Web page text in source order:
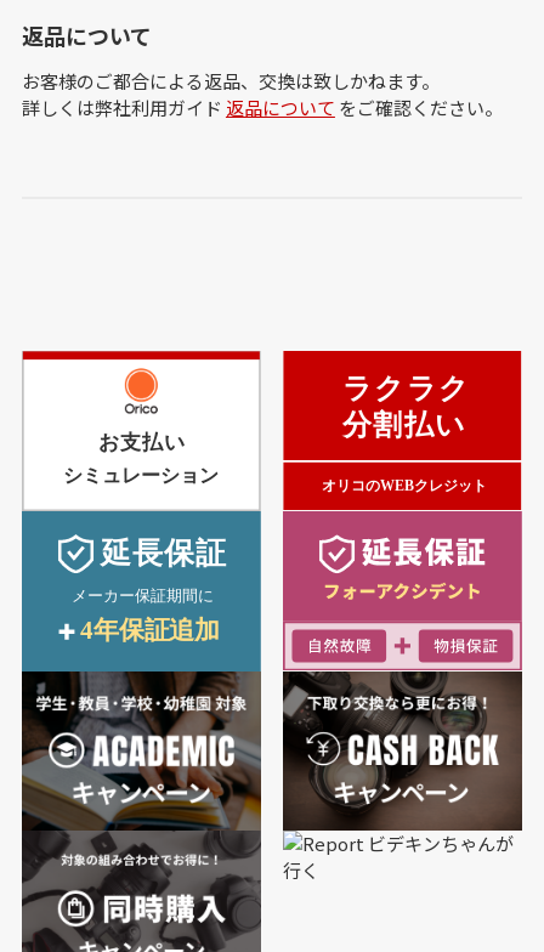
返品について
お客様のご都合による返品、交換は致しかねます。
詳しくは弊社利用ガイド 返品について をご確認ください。